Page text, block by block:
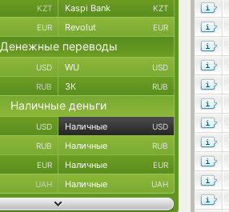
KZT Kaspi Bank KZT
EUR Revolut EUR
Денежные переводы
USD WU USD
RUB ЗК RUB
Наличные деньги
USD Наличные USD
RUB Наличные RUB
EUR Наличные EUR
UAH Наличные UAH